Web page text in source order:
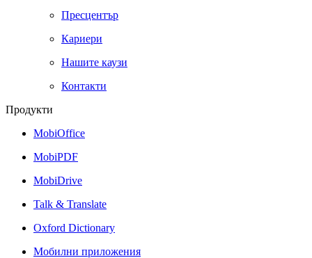
Пресцентър
Кариери
Нашите каузи
Контакти
Продукти
MobiOffice
MobiPDF
MobiDrive
Talk & Translate
Oxford Dictionary
Мобилни приложения